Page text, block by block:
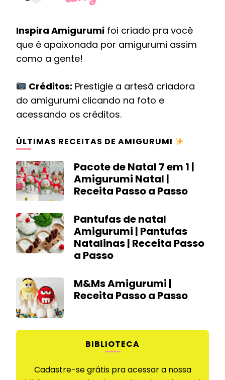
Inspira Amigurumi foi criado pra você
que é apaixonada por amigurumi assim
como a gente!
Créditos: Prestigie a artesã criadora
do amigurumi clicando na foto e
acessando os créditos.
ÚLTIMAS RECEITAS DE AMIGURUMI
Pacote de Natal 7 em 1 |
Amigurumi Natal |
Receita Passo a Passo
Pantufas de natal
Amigurumi | Pantufas
Natalinas | Receita Passo
a Passo
M&Ms Amigurumi |
Receita Passo a Passo
BIBLIOTECA
Cadastre-se grátis pra acessar a nossa